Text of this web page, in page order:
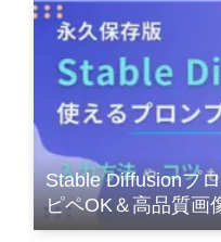
Stable Diffusionプ
ピペOK＆高品質画
版